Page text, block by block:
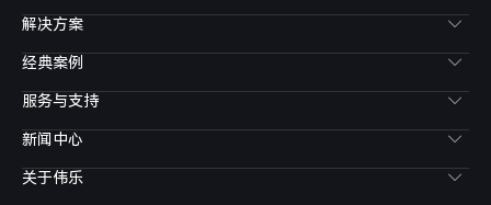
解决方案
经典案例
服务与支持
新闻中心
关于伟乐